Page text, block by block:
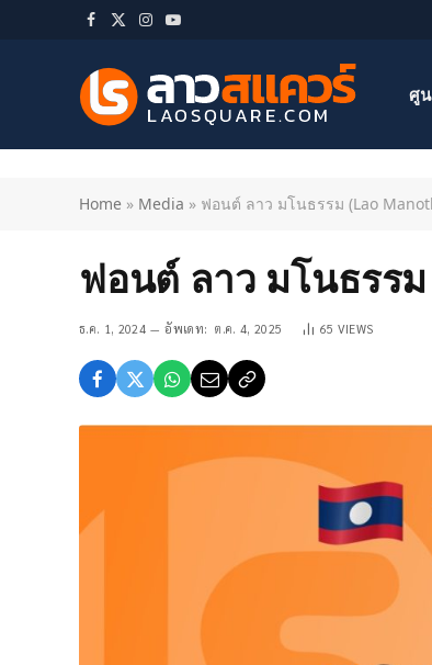
Facebook
X
Instagram
YouTube
ศู
Home » Media » ฟอนต์ ลาว มโนธรรม (Lao
ฟอนต์ ลาว มโนธรร
ธ.ค. 1, 2024 อัพเดท: ต.ค. 4, 2025 65 VIEWS